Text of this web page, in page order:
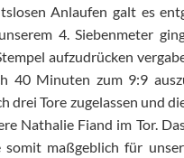
Anlaufen galt es
4. Siebenmeter
aufzudrücken
40 Minuten zum 9:9
drei Tore zugelassen und
Nathalie Fiand im Tor.
maßgeblich für